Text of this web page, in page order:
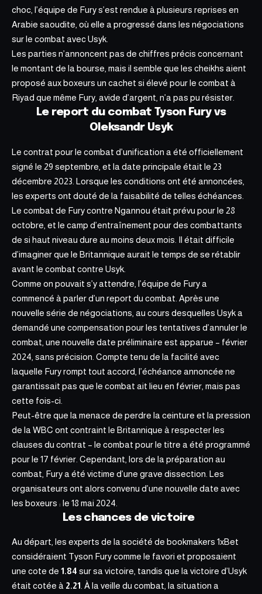
choc, l’équipe de Fury s’est rendue à plusieurs reprises en
Arabie saoudite, où elle a progressé dans les négociations
sur le combat avec Usyk.
Les parties n’annoncent pas de chiffres précis concernant
le montant de la bourse, mais il semble que les cheikhs aient
proposé aux boxeurs un cachet si élevé pour le combat à
Riyad que même Fury, avide d’argent , n’a pas pu résister.
Le report du combat Tyson Fury vs
Oleksandr Usyk
Le contrat pour le combat d’unification a été officiellement
signé le 29 septembre, et la date principale était le 23
décembre 2023. Lorsque les conditions ont été annoncées,
les experts ont douté de la faisabilité de telles échéances.
Le combat de Fury contre Ngannou était prévu pour le 28
octobre, et le camp d’entraînement pour des combattants
de si haut niveau dure au moins deux mois. Il était difficile
d’imaginer que le Britannique aurait le temps de se rétablir
avant le combat contre Usyk.
Comme on pouvait s’y attendre, l’équipe de Fury a
commencé à parler d’un report du combat. Après une
nouvelle série de négociations, au cours desquelles Usyk a
demandé une compensation pour les tentatives d’annuler le
combat, une nouvelle date préliminaire est apparue – février
2024, sans précision. Compte tenu de la facilité avec
laquelle Fury rompt tout accord, l’échéance annoncée ne
garantissait pas que le combat ait lieu en février, mais pas
cette fois-ci.
Peut-être que la menace de perdre la ceinture et la pression
de la WBC ont contraint le Britannique à respecter les
clauses du contrat – le combat pour le titre a été programmé
pour le 17 février. Cependant, lors de la préparation au
combat, Fury a été victime d’une grave dissection. Les
organisateurs ont alors convenu d’une nouvelle date avec
les boxeurs : le 18 mai 2024.
Les chances de victoire
Au départ, les experts de la société de bookmakers 1xBet
considéraient Tyson Fury comme le favori et proposaient
une cote de 1.84 sur sa victoire, tandis que la victoire d’Usyk
était cotée à 2.21 . À la veille du combat, la situation a